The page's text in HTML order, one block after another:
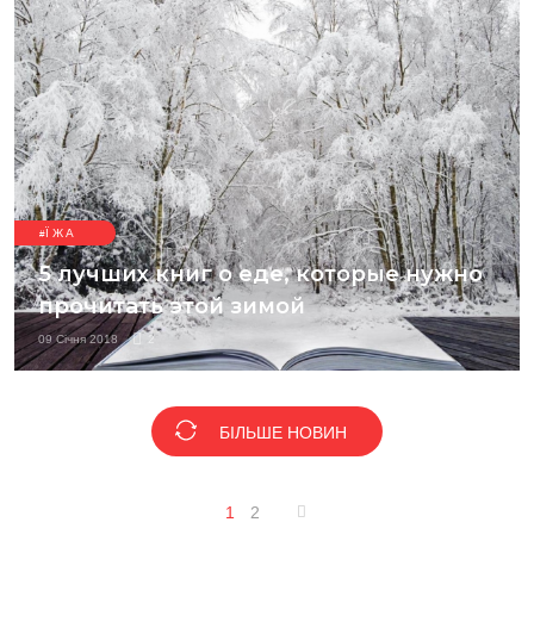
ЇЖА
5 лучших книг о еде, которые нужно
прочитать этой зимой
09 Січня 2018 2
БІЛЬШЕ НОВИН
1 2